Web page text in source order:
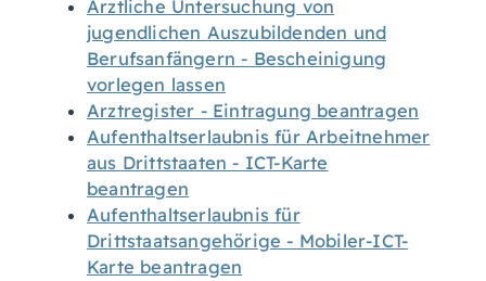
Ärztliche Untersuchung von
jugendlichen Auszubildenden und
Berufsanfängern - Bescheinigung
vorlegen lassen
Arztregister - Eintragung beantragen
Aufenthaltserlaubnis für Arbeitnehmer
aus Drittstaaten - ICT-Karte
beantragen
Aufenthaltserlaubnis für
Drittstaatsangehörige - Mobiler-ICT-
Karte beantragen